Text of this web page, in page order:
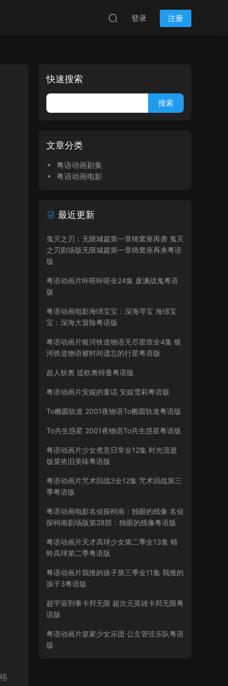
登录 注册
快速搜索
文章分类
粤语动画剧集
粤语动画电影
最近更新
鬼灭之刃：无限城篇第一章猗窝座再袭 鬼灭
之刃剧场版无限城篇第一章猗窝座再来粤语
版
粤语动画片咔嗒咔嗒全24集 废渊战鬼粤语
版
粤语动画电影海绵宝宝：深海寻宝 海绵宝
宝：深海大冒险粤语版
粤语动画片银河铁道物语无尽星痕全4集 银
河铁道物语被时间遗忘的行星粤语版
超人狄奥 提欧奥特曼粤语版
粤语动画片安妮的童话 安妮雪莉粤语版
To椭圆轨道 2001夜物语To椭圆轨道粤语版
To共生惑星 2001夜物语To共生惑星粤语版
粤语动画片少女煮意日常全12集 时光流逝
饭菜依旧美味粤语版
粤语动画片咒术回战3全12集 咒术回战第三
季粤语版
粤语动画电影名侦探柯南：独眼的残像 名侦
探柯南剧场版第28部：独眼的残像粤语版
粤语动画片天才高球少女第二季全13集 蜻
蛉高球第二季粤语版
粤语动画片我推的孩子第三季全11集 我推的
孩子3粤语版
超宇宙刑事卡邦无限 超次元英雄卡邦无限粤
语版
粤语动画片皇家少女乐团 公主管弦乐队粤语
版